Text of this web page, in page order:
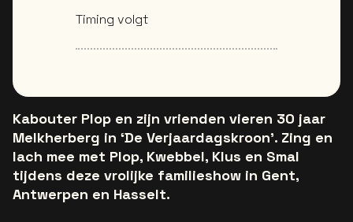
Kabouter Plop en zijn vrienden vieren 30 jaar
Melkherberg in ‘De Verjaardagskroon’. Zing en
lach mee met Plop, Kwebbel, Klus en Smal
tijdens deze vrolijke familieshow in Gent,
Antwerpen en Hasselt.
Timing volgt